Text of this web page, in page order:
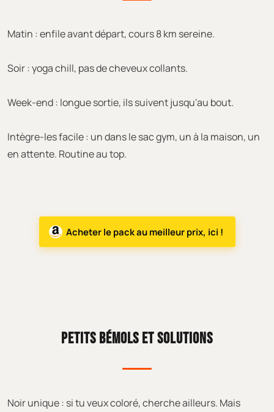
Matin : enfile avant départ, cours 8 km sereine.
Soir : yoga chill, pas de cheveux collants.
Week-end : longue sortie, ils suivent jusqu'au bout.
Intègre-les facile : un dans le sac gym, un à la maison, un
en attente. Routine au top.
Acheter le pack au meilleur prix, ici !
PETITS BÉMOLS ET SOLUTIONS
Noir unique : si tu veux coloré, cherche ailleurs. Mais